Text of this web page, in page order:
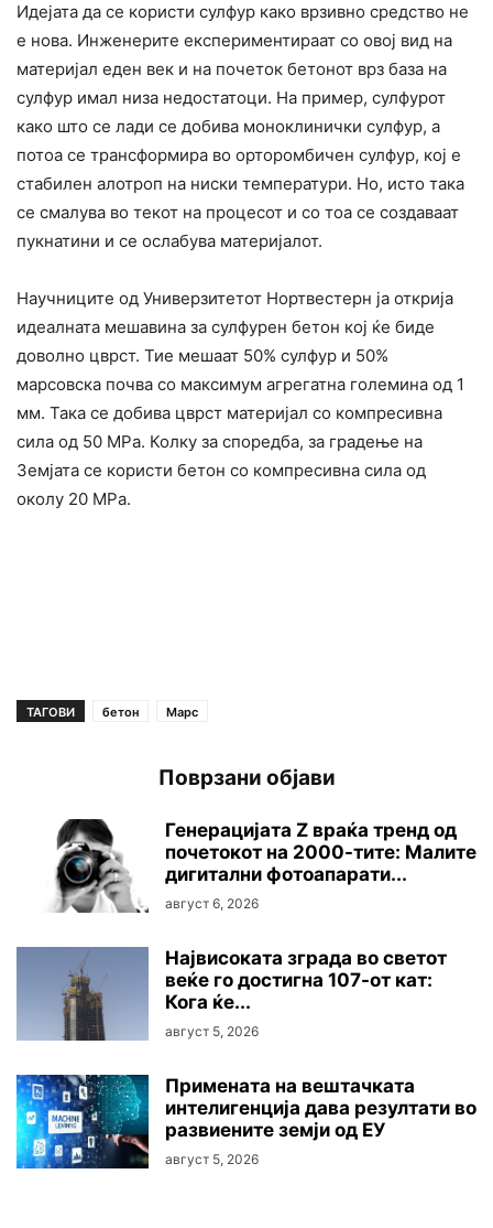
Идејата да се користи сулфур како врзивно средство не
е нова. Инженерите експериментираат со овој вид на
материјал еден век и на почеток бетонот врз база на
сулфур имал низа недостатоци. На пример, сулфурот
како што се лади се добива моноклинички сулфур, а
потоа се трансформира во орторомбичен сулфур, кој е
стабилен алотроп на ниски температури. Но, исто така
се смалува во текот на процесот и со тоа се создаваат
пукнатини и се ослабува материјалот.
Научниците од Универзитетот Нортвестерн ја открија
идеалната мешавина за сулфурен бетон кој ќе биде
доволно цврст. Тие мешаат 50% сулфур и 50%
марсовска почва со максимум агрегатна големина од 1
мм. Така се добива цврст материјал со компресивна
сила од 50 MPa. Колку за споредба, за градење на
Земјата се користи бетон со компресивна сила од
околу 20 MPa.
ТАГОВИ бетон Марс
Поврзани објави
Генерацијата Z враќа тренд од
почетокот на 2000-тите: Малите
дигитални фотоапарати...
август 6, 2026
Највисоката зграда во светот
веќе го достигна 107-от кат:
Кога ќе...
август 5, 2026
Примената на вештачката
интелигенција дава резултати во
развиените земји од ЕУ
август 5, 2026